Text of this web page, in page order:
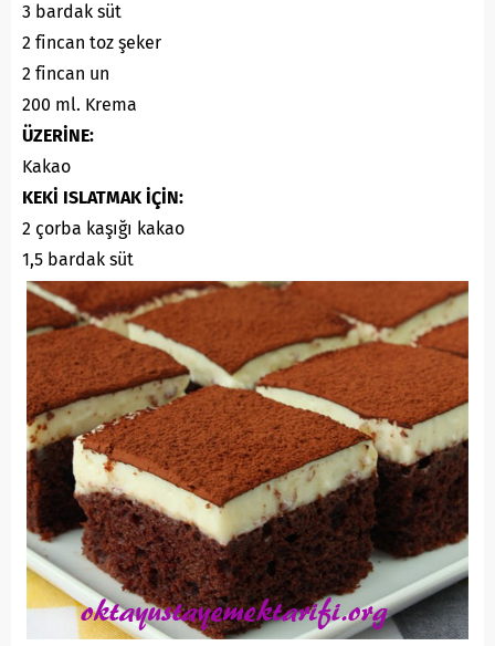
3 bardak süt
2 fincan toz şeker
2 fincan un
200 ml. Krema
ÜZERİNE:
Kakao
KEKİ ISLATMAK İÇİN:
2 çorba kaşığı kakao
1,5 bardak süt